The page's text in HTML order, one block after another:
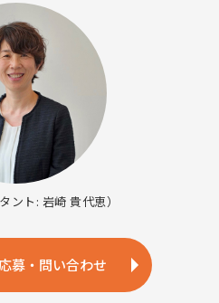
ント: 岩崎 貴代恵）
募・問い合わせ